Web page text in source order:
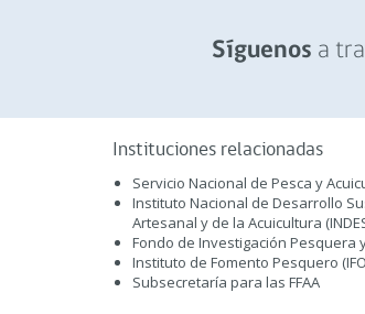
Síguenos a
Instituciones relacionadas
Servicio Nacional de Pesca y
Instituto Nacional de Desarrollo
Artesanal y de la Acuicultura
Fondo de Investigación Pesquera
Instituto de Fomento Pesquero
Subsecretaría para las FFAA